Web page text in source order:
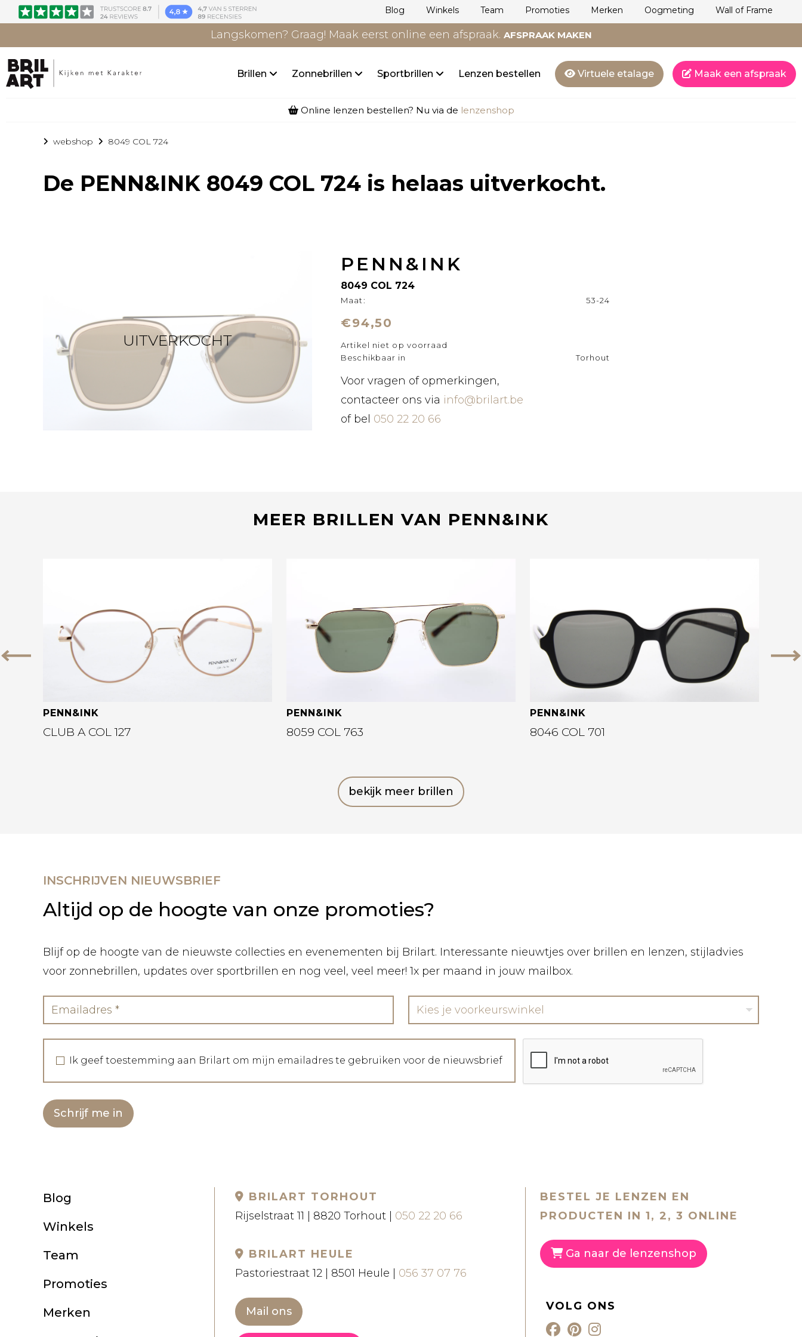
Blog Winkels Team Promoties Merken Oogmeting Wall of Frame
Langskomen? Graag! Maak eerst online een afspraak. AFSPRAAK MAKEN
Brillen Zonnebrillen Sportbrillen Lenzen bestellen Virtuele etalage Maak een afspraak
Online lenzen bestellen? Nu via de lenzenshop
webshop 8049 COL 724
De PENN&INK 8049 COL 724 is helaas uitverkocht.
UITVERKOCHT
PENN&INK
8049 COL 724
Maat: 53-24
€94,50
Artikel niet op voorraad
Beschikbaar in
Torhout
Voor vragen of opmerkingen,
contacteer ons via info@brilart.be
of bel 050 22 20 66
MEER BRILLEN VAN PENN&INK
Vorige
PENN&INK
CLUB A COL 127
PENN&INK
8059 COL 763
PENN&INK
8046 COL 701
bekijk meer brillen
INSCHRIJVEN NIEUWSBRIEF
Altijd op de hoogte van onze promoties?
Blijf op de hoogte van de nieuwste collecties en evenementen bij Brilart. Interessante nieuwtjes over brillen en lenzen, stijladvies
voor zonnebrillen, updates over sportbrillen en nog veel, veel meer! 1x per maand in jouw mailbox.
Kies je voorkeurswinkel
Ik geef toestemming aan Brilart om mijn emailadres te gebruiken voor de nieuwsbrief
Schrijf me in
Blog
Winkels
Team
Promoties
Merken
BRILART TORHOUT
Rijselstraat 11 | 8820 Torhout | 050 22 20 66
BRILART HEULE
Pastoriestraat 12 | 8501 Heule | 056 37 07 76
Mail ons
BESTEL JE LENZEN EN
PRODUCTEN IN 1, 2, 3 ONLINE
Ga naar de lenzenshop
VOLG ONS